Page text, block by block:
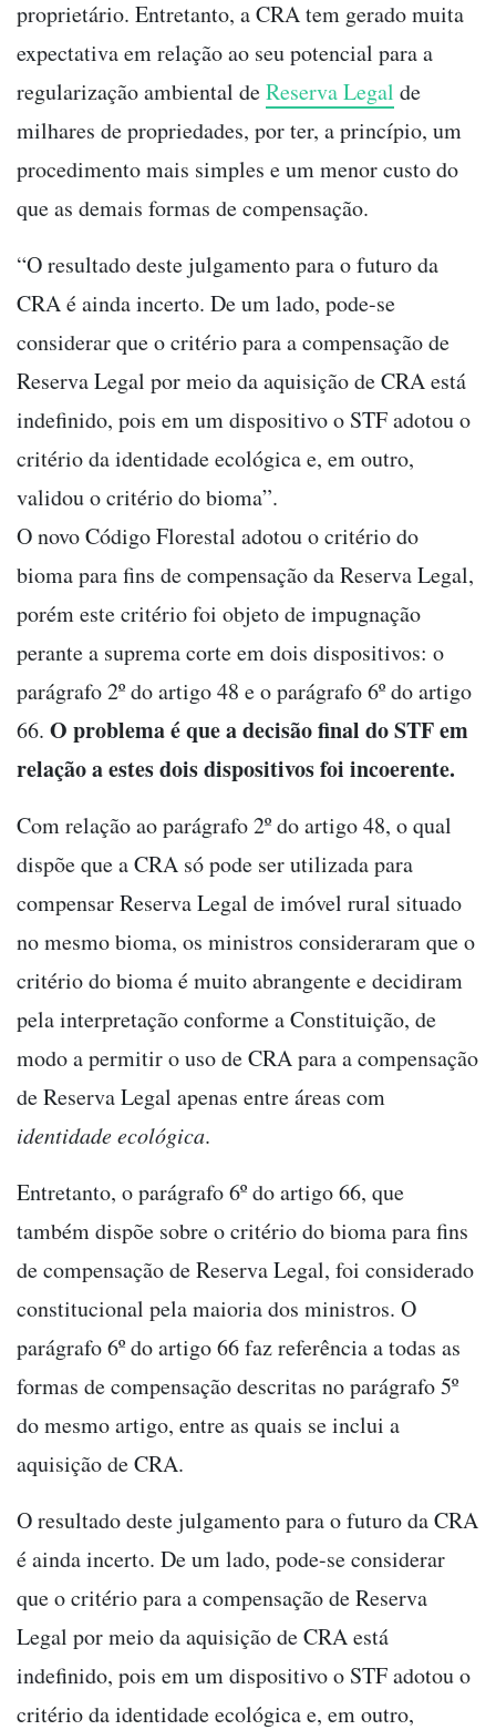
proprietário. Entretanto, a CRA tem gerado muita
expectativa em relação ao seu potencial para a
regularização ambiental deReserva Legal de
milhares de propriedades, por ter, a princípio, um
procedimento mais simples e um menor custo do
que as demais formas de compensação.
“O resultado deste julgamento para o futuro da
CRA é ainda incerto. De um lado, pode-se
considerar que o critério para a compensação de
Reserva Legal por meio da aquisição de CRA está
indefinido, pois em um dispositivo o STF adotou o
critério da identidade ecológica e, em outro,
validou o critério do bioma”.
O novo Código Florestal adotou o critério do
bioma para fins de compensação da Reserva Legal,
porém este critério foi objeto de impugnação
perante a suprema corte em dois dispositivos: o
parágrafo 2º do artigo 48 e o parágrafo 6º do artigo
66. O problema é que a decisão final do STF em
relação a estes dois dispositivos foi incoerente.
Com relação ao parágrafo 2º do artigo 48, o qual
dispõe que a CRA só pode ser utilizada para
compensar Reserva Legal de imóvel rural situado
no mesmo bioma, os ministros consideraram que o
critério do bioma é muito abrangente e decidiram
pela interpretação conforme a Constituição, de
modo a permitir o uso de CRA para a compensação
de Reserva Legal apenas entre áreas com
identidade ecológica.
Entretanto, o parágrafo 6º do artigo 66, que
também dispõe sobre o critério do bioma para fins
de compensação de Reserva Legal, foi considerado
constitucional pela maioria dos ministros. O
parágrafo 6º do artigo 66 faz referência a todas as
formas de compensação descritas no parágrafo 5º
do mesmo artigo, entre as quais se inclui a
aquisição de CRA.
O resultado deste julgamento para o futuro da CRA
é ainda incerto. De um lado, pode-se considerar
que o critério para a compensação de Reserva
Legal por meio da aquisição de CRA está
indefinido, pois em um dispositivo o STF adotou o
critério da identidade ecológica e, em outro,